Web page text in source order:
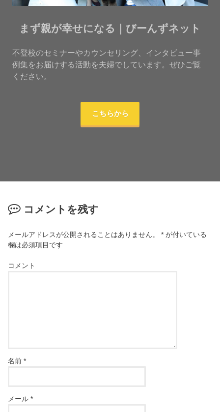
まず親が幸せになる｜びーんずネット
不登校のセミナーやカウンセリング、インタビュー事
例集をお届けする活動を夫婦でしています。ぜひご覧
ください。
こちらから
コメントを残す
メールアドレスが公開されることはありません。 * が付いている
欄は必須項目です
コメント
名前*
メール*